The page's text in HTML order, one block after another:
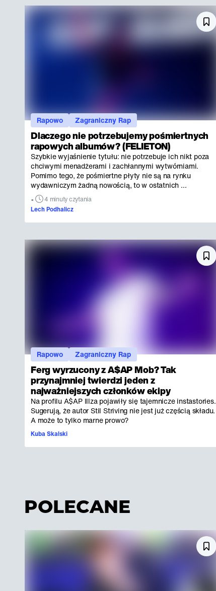
Dlaczego nie potrzebujemy pośmiertnych
rapowych albumów? (FELIETON)
Szybkie wyjaśnienie tytułu: nie potrzebuje ich nikt poza
chciwymi menadżerami i zachłannymi wytwórniami.
Pomimo tego, że pośmiertne płyty nie są na rynku
wydawniczym żadną nowością, to w ostatnich ...
•
4 minuty czytania
Lech Podhalicz
Rapowo Zagraniczny Rap
Ferg wyrzucony z A$AP Mob? Tak
przynajmniej twierdzi jeden z
najważniejszych członków ekipy
Na profilu A$AP Illza pojawiły się tajemnicze instastories.
Sugerują, że autor Stil Striving nie jest już częścią składu.
A może to tylko marne prowo?
Kuba Skalski
Rapowo Zagraniczny Rap
POLECANE